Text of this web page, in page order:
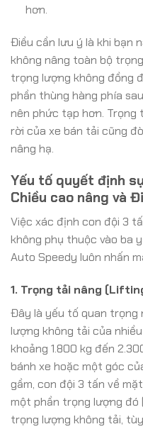
hơn.
Điều cần lưu ý là khi bạn
không nâng toàn bộ
trọng lượng không đồng
phần thùng hàng phía
nên phức tạp hơn. Trọng
rời của xe bán tải cũng
nâng hạ.
Yếu tố quyết định
Chiều cao nâng và
Việc xác định con đội 3
không phụ thuộc vào ba
Auto Speedy luôn nhấn
1. Trọng tải nâng
Đây là yếu tố quan trọng
lượng không tải của
khoảng 1.800 kg đến
bánh xe hoặc một góc
gầm, con đội 3 tấn về
một phần trọng lượng đó
trọng lượng không tải,